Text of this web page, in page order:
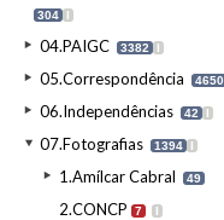
304 I
04.PAIGC 3382 I
05.Correspondência 4650
06.Independências 42 I
07.Fotografias 1394 I
1.Amílcar Cabral 49
2.CONCP 7 I